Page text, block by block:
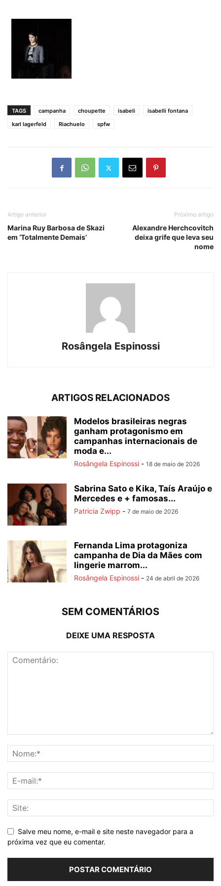
TAGS campanha choupette isabeli
isabelli fontana
karl lagerfeld
Riachuelo spfw
Artigo anterior
Marina Ruy Barbosa de Skazi
em ‘Totalmente Demais’
Próximo artigo
Alexandre Herchcovitch
deixa grife que leva seu
nome
Rosângela Espinossi
ARTIGOS RELACIONADOS
Modelos brasileiras negras
ganham protagonismo em
campanhas internacionais de
moda e...
Rosângela Espinossi - 18 de maio de 2026
Sabrina Sato e Kika, Taís Araújo e
Mercedes e + famosas...
Patricia Zwipp - 7 de maio de 2026
Fernanda Lima protagoniza
campanha de Dia da Mães com
lingerie marrom...
Rosângela Espinossi - 24 de abril de 2026
SEM COMENTÁRIOS
DEIXE UMA RESPOSTA
Salve meu nome, e-mail e site neste navegador para a
próxima vez que eu comentar.